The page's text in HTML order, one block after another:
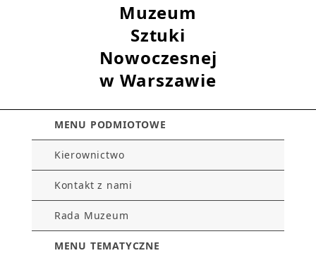
Muzeum
Sztuki
Nowoczesnej
w Warszawie
MENU PODMIOTOWE
Kierownictwo
Kontakt z nami
Rada Muzeum
MENU TEMATYCZNE